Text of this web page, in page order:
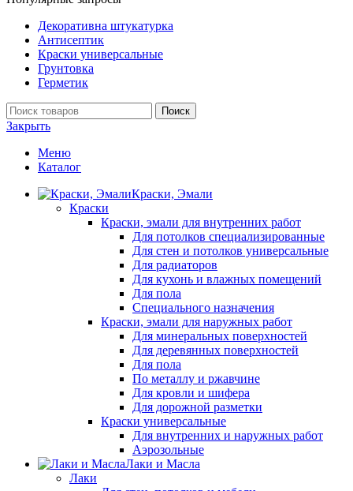
Декоративна штукатурка
Антисептик
Краски универсальные
Грунтовка
Герметик
Поиск
Закрыть
Меню
Каталог
Краски, Эмали
Краски
Краски, эмали для внутренних работ
Для потолков специализированные
Для стен и потолков универсальные
Для радиаторов
Для кухонь и влажных помещений
Для пола
Специального назначения
Краски, эмали для наружных работ
Для минеральных поверхностей
Для деревянных поверхностей
Для пола
По металлу и ржавчине
Для кровли и шифера
Для дорожной разметки
Краски универсальные
Для внутренних и наружных работ
Аэрозольные
Лаки и Масла
Лаки